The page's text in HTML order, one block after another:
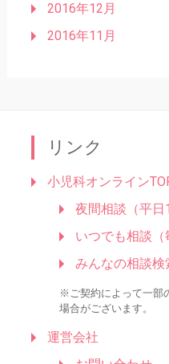
2016年12月
2016年11月
リンク
小児科オンライン
夜間相談（平日
いつでも相談（
みんなの相談検
※ご契約によって一部
場合がございます。
運営会社